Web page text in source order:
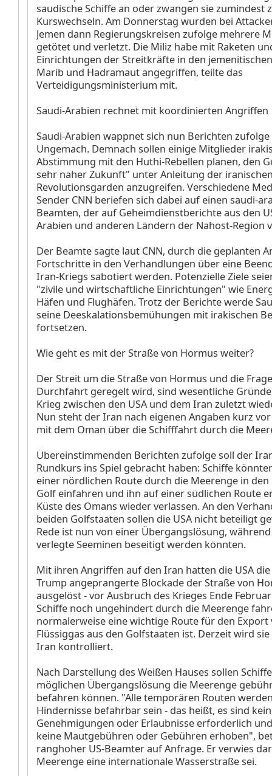
saudische Schiffe an oder zwangen sie zumindest
Kurswechseln. Am Donnerstag wurden bei
Jemen dann Regierungskreisen zufolge mehrere
getötet und verletzt. Die Miliz habe mit Raketen
Einrichtungen der Streitkräfte in den
Marib und Hadramaut angegriffen, teilte das
Verteidigungsministerium mit.
Saudi-Arabien rechnet mit koordinierten Angriffen
Saudi-Arabien wappnet sich nun Berichten
Ungemach. Demnach sollen einige Mitglieder
Abstimmung mit den Huthi-Rebellen planen, den
sehr naher Zukunft" unter Anleitung der
Revolutionsgarden anzugreifen. Verschiedene
Sender CNN beriefen sich dabei auf einen saudi-
Beamten, der auf Geheimdienstberichte aus den
Arabien und anderen Ländern der Nahost-Region
Der Beamte sagte laut CNN, durch die geplanten
Fortschritte in den Verhandlungen über eine
Iran-Kriegs sabotiert werden. Potenzielle Ziele
"zivile und wirtschaftliche Einrichtungen" wie
Häfen und Flughäfen. Trotz der Berichte werde
seine Deeskalationsbemühungen mit irakischen
fortsetzen.
Wie geht es mit der Straße von Hormus weiter?
Der Streit um die Straße von Hormus und die
Durchfahrt geregelt wird, sind wesentliche
Krieg zwischen den USA und dem Iran zuletzt
Nun steht der Iran nach eigenen Angaben kurz
mit dem Oman über die Schifffahrt durch die
Übereinstimmenden Berichten zufolge soll der
Rundkurs ins Spiel gebracht haben: Schiffe
einer nördlichen Route durch die Meerenge in den
Golf einfahren und ihn auf einer südlichen Route
Küste des Omans wieder verlassen. An den
beiden Golfstaaten sollen die USA nicht beteiligt
Rede ist nun von einer Übergangslösung,
verlegte Seeminen beseitigt werden könnten.
Mit ihren Angriffen auf den Iran hatten die USA
Trump angeprangerte Blockade der Straße von
ausgelöst - vor Ausbruch des Krieges Ende
Schiffe noch ungehindert durch die Meerenge
normalerweise eine wichtige Route für den Export
Flüssiggas aus den Golfstaaten ist. Derzeit wird
Iran kontrolliert.
Nach Darstellung des Weißen Hauses sollen
möglichen Übergangslösung die Meerenge
befahren können. "Alle temporären Routen
Hindernisse befahrbar sein - das heißt, es sind
Genehmigungen oder Erlaubnisse erforderlich
keine Mautgebühren oder Gebühren erhoben",
ranghoher US-Beamter auf Anfrage. Er verwies
Meerenge eine internationale Wasserstraße sei.